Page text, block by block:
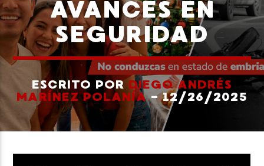
CANCIÓN ACTUAL
TÍTULO
ARTISTA
Neiva Estereo
AVANCES EN
SEGURIDAD
ESCRITO PORDIEGO ANDRÉS
MARÍNEZ POLANÍA- 12/26/2025